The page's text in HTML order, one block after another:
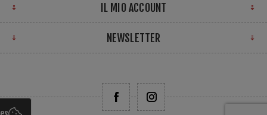
IL MIO ACCOUNT
NEWSLETTER